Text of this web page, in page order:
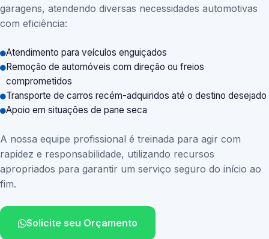
garagens, atendendo diversas necessidades automotivas
com eficiência:
Atendimento para veículos enguiçados
Remoção de automóveis com direção ou freios
comprometidos
Transporte de carros recém-adquiridos até o destino desejado
Apoio em situações de pane seca
A nossa equipe profissional é treinada para agir com
rapidez e responsabilidade, utilizando recursos
apropriados para garantir um serviço seguro do início ao
fim.
Solicite seu Orçamento